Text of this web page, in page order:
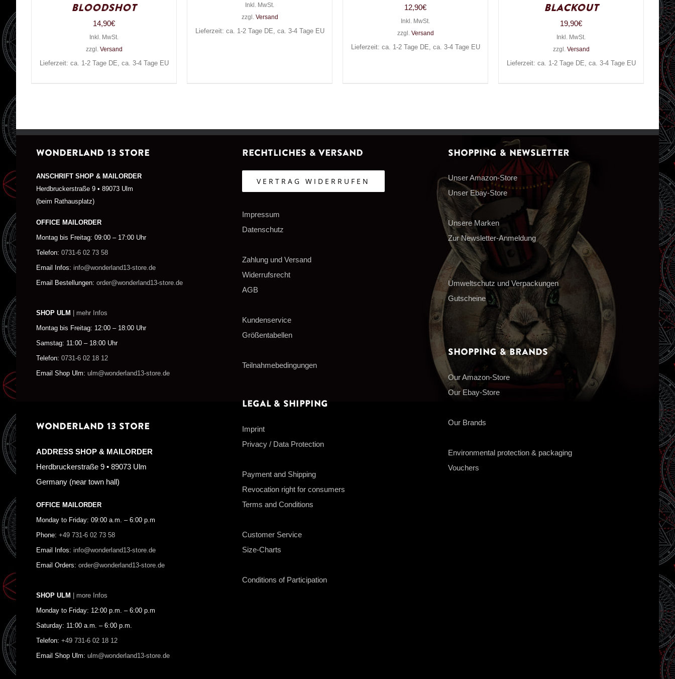
Bloodshot
14,90€
Inkl. MwSt.
zzgl. Versand
Lieferzeit: ca. 1-2 Tage DE, ca. 3-4 Tage EU
Inkl. MwSt.
zzgl. Versand
Lieferzeit: ca. 1-2 Tage DE, ca. 3-4 Tage EU
12,90€
Inkl. MwSt.
zzgl. Versand
Lieferzeit: ca. 1-2 Tage DE, ca. 3-4 Tage EU
Blackout
19,90€
Inkl. MwSt.
zzgl. Versand
Lieferzeit: ca. 1-2 Tage DE, ca. 3-4 Tage EU
WONDERLAND 13 STORE
ANSCHRIFT SHOP & MAILORDER
Herdbruckerstraße 9 • 89073 Ulm
(beim Rathausplatz)
OFFICE MAILORDER
Montag bis Freitag: 09:00 – 17:00 Uhr
Telefon: 0731-6 02 73 58
Email Infos: info@wonderland13-store.de
Email Bestellungen: order@wonderland13-store.de
SHOP ULM | mehr Infos
Montag bis Freitag: 12:00 – 18:00 Uhr
Samstag: 11:00 – 18:00 Uhr
Telefon: 0731-6 02 18 12
Email Shop Ulm: ulm@wonderland13-store.de
WONDERLAND 13 STORE
ADDRESS SHOP & MAILORDER
Herdbruckerstraße 9 • 89073 Ulm
Germany (near town hall)
OFFICE MAILORDER
Monday to Friday: 09:00 a.m. – 6:00 p.m
Phone: +49 731-6 02 73 58
Email Infos: info@wonderland13-store.de
Email Orders: order@wonderland13-store.de
SHOP ULM | more Infos
Monday to Friday: 12:00 p.m. – 6:00 p.m
Saturday: 11:00 a.m. – 6:00 p.m.
Telefon: +49 731-6 02 18 12
Email Shop Ulm: ulm@wonderland13-store.de
Rechtliches & Versand
VERTRAG WIDERRUFEN
Impressum
Datenschutz
Zahlung und Versand
Widerrufsrecht
AGB
Kundenservice
Größentabellen
Teilnahmebedingungen
Legal & Shipping
Imprint
Privacy / Data Protection
Payment and Shipping
Revocation right for consumers
Terms and Conditions
Customer Service
Size-Charts
Conditions of Participation
Shopping & Newsletter
Unser Amazon-Store
Unser Ebay-Store
Unsere Marken
Zur Newsletter-Anmeldung
Umweltschutz und Verpackungen
Gutscheine
Shopping & Brands
Our Amazon-Store
Our Ebay-Store
Our Brands
Environmental protection & packaging
Vouchers